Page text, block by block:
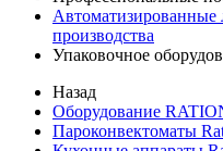
производства
Упаковочное
Назад
Оборудование
Пароконвектоматы